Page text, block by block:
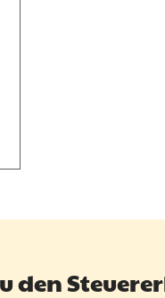
den